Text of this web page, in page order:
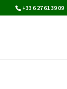
+33 6 27 61 39 09